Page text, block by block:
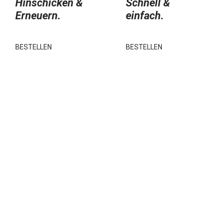
Hinschicken &
Erneuern.
BESTELLEN
Schnell &
einfach.
BESTELLEN